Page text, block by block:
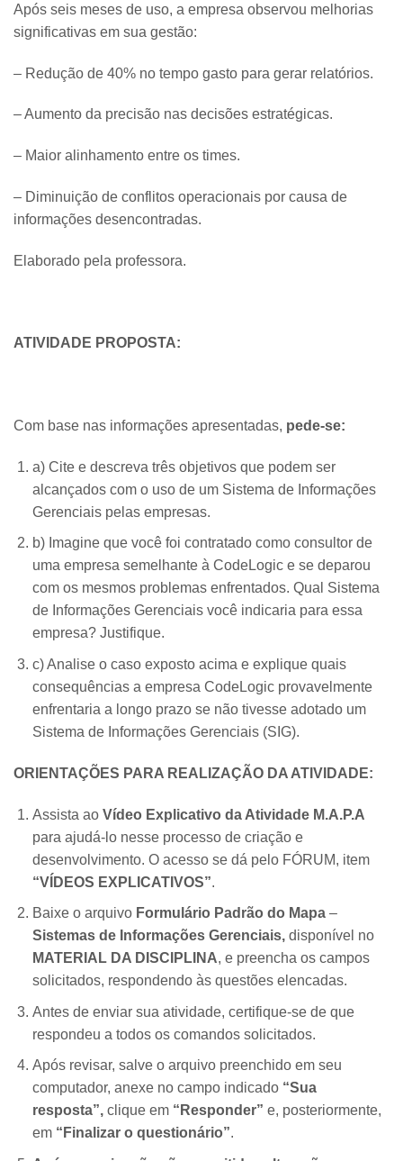
Após seis meses de uso, a empresa observou melhorias
significativas em sua gestão:
– Redução de 40% no tempo gasto para gerar relatórios.
– Aumento da precisão nas decisões estratégicas.
– Maior alinhamento entre os times.
– Diminuição de conflitos operacionais por causa de
informações desencontradas.
Elaborado pela professora.
ATIVIDADE PROPOSTA:
Com base nas informações apresentadas, pede-se:
a) Cite e descreva três objetivos que podem ser
alcançados com o uso de um Sistema de Informações
Gerenciais pelas empresas.
b) Imagine que você foi contratado como consultor de
uma empresa semelhante à CodeLogic e se deparou
com os mesmos problemas enfrentados. Qual Sistema
de Informações Gerenciais você indicaria para essa
empresa? Justifique.
c) Analise o caso exposto acima e explique quais
consequências a empresa CodeLogic provavelmente
enfrentaria a longo prazo se não tivesse adotado um
Sistema de Informações Gerenciais (SIG).
ORIENTAÇÕES PARA REALIZAÇÃO DA ATIVIDADE:
Assista ao Vídeo Explicativo da Atividade M.A.P.A
para ajudá-lo nesse processo de criação e
desenvolvimento. O acesso se dá pelo FÓRUM, item
“VÍDEOS EXPLICATIVOS”.
Baixe o arquivo Formulário Padrão do Mapa –
Sistemas de Informações Gerenciais,disponível no
MATERIAL DA DISCIPLINA, e preencha os campos
solicitados, respondendo às questões elencadas.
Antes de enviar sua atividade, certifique-se de que
respondeu a todos os comandos solicitados.
Após revisar, salve o arquivo preenchido em seu
computador, anexe no campo indicado “Sua
resposta”,clique em “Responder” e, posteriormente,
em “Finalizar o questionário”.